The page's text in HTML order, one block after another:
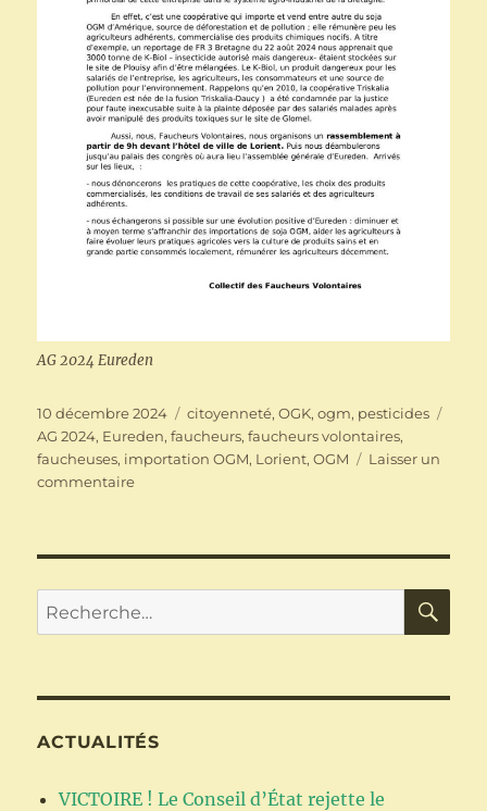
AG 2024 Eureden
Publié
le
10 décembre 2024 Catégories
citoyenneté,OGK,ogm, pesticides
AG 2024, Eureden,faucheurs,faucheurs volontaires,
faucheuses, importation OGM, Lorient,OGM
Laisser un
commentairesur
communiqué
de
presse
Faucheurs
d’OGM
Recherche
pour :
ACTUALITÉS
VICTOIRE ! Le Conseil d’État rejette le